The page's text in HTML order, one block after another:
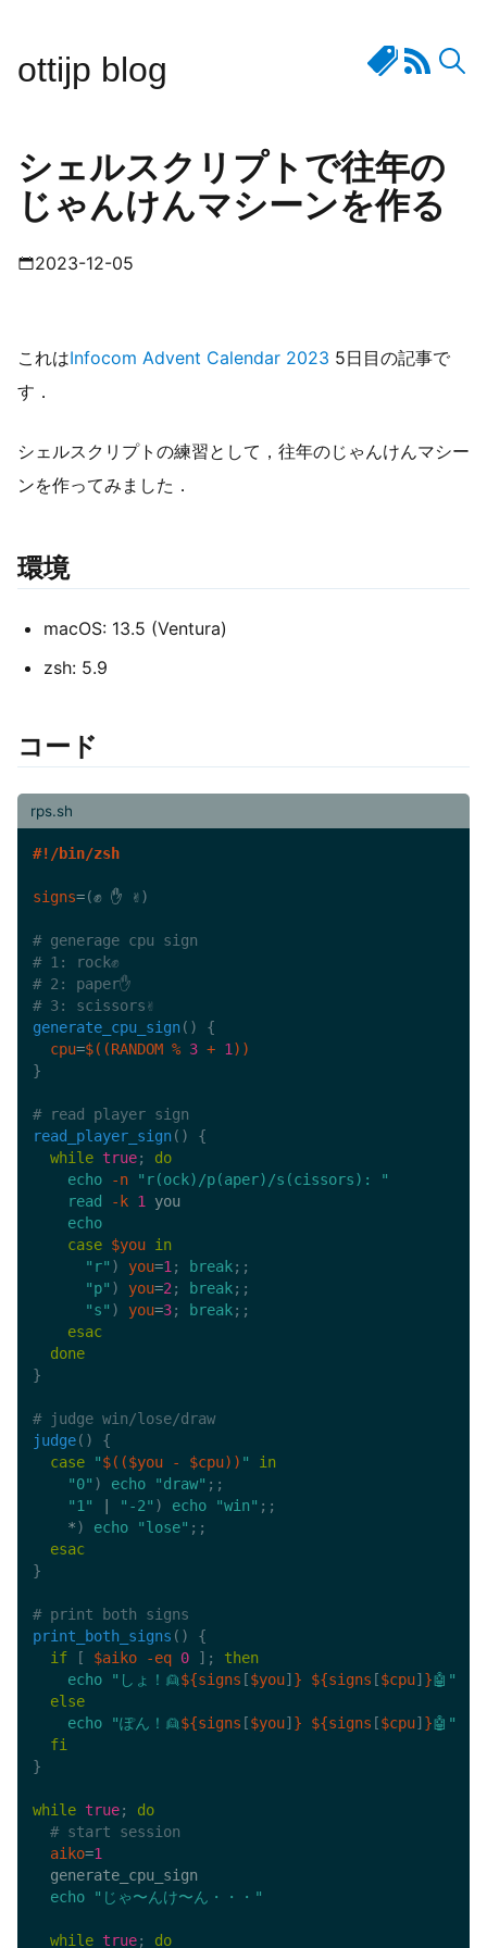
ottijp blog
シェルスクリプトで往年の
じゃんけんマシーンを作る
2023-12-05
これはInfocom Advent Calendar 2023 5日目の記事で
す．
シェルスクリプトの練習として，往年のじゃんけんマシー
ンを作ってみました．
環境
macOS: 13.5 (Ventura)
zsh: 5.9
コード
rps.sh
#!/bin/zsh
signs=(✊ ✋ ✌)
# generage cpu sign
# 1: rock✊
# 2: paper✋
# 3: scissors✌
generate_cpu_sign( )
{
cpu=$((RANDOM % 3 + 1))
}
# read player sign
read_player_sign( )
{
while true;
do
echo
-n
"r(ock)/p(aper)/s(cissors): "
read
-k 1 you
echo
case $you in
"r" ) you=1; break; ;
"p" ) you=2; break; ;
"s" ) you=3; break; ;
esac
done
}
# judge win/lose/draw
judge( )
{
case
"$(($you - $cpu)) "
in
"0" ) echo "draw" ; ;
"1"
"-2" ) echo "win" ; ;
    *
) echo "lose" ; ;
esac
}
# print both signs
print_both_signs ( )
{
if
[ $aiko -eq 0 ] ;
then
echo
"しょ！👱${signs [$you] } ${signs [$cpu] }🤖"
else
echo
"ぽん！👱${signs [$you] } ${signs [$cpu] }🤖"
fi
}
while true;
do
# start session
aiko=1
  generate_cpu_sign
echo
"じゃ〜んけ〜ん・・・"
while true; do